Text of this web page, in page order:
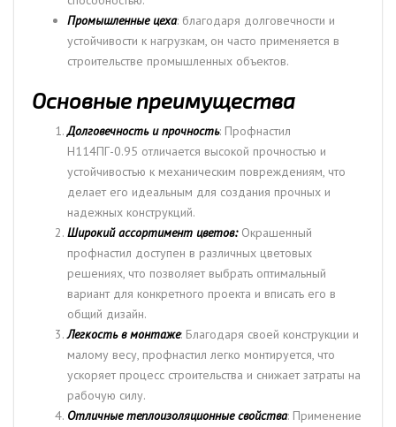
Промышленные цеха: благодаря долговечности и
устойчивости к нагрузкам, он часто применяется в
строительстве промышленных объектов.
Основные преимущества
Долговечность и прочность: Профнастил
H114ПГ-0.95 отличается высокой прочностью и
устойчивостью к механическим повреждениям, что
делает его идеальным для создания прочных и
надежных конструкций.
Широкий ассортимент цветов:Окрашенный
профнастил доступен в различных цветовых
решениях, что позволяет выбрать оптимальный
вариант для конкретного проекта и вписать его в
общий дизайн.
Легкость в монтаже: Благодаря своей конструкции и
малому весу, профнастил легко монтируется, что
ускоряет процесс строительства и снижает затраты на
рабочую силу.
Отличные теплоизоляционные свойства: Применение